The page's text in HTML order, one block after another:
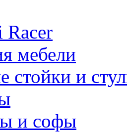
мебели
стойки и
и софы